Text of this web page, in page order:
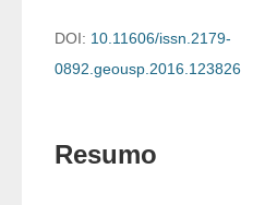
DOI: 10.11606/issn.2179-
0892.geousp.2016.123826
Resumo